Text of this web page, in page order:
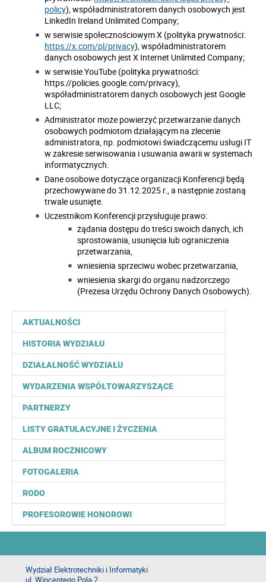
AKTUALNOŚCI
HISTORIA WYDZIAŁU
DZIAŁALNOŚĆ WYDZIAŁU
WYDARZENIA WSPÓŁTOWARZYSZĄCE
PARTNERZY
LISTY GRATULACYJNE I ŻYCZENIA
ALBUM ROCZNICOWY
FOTOGALERIA
RODO
PROFESOROWIE HONOROWI
policy), współadministratorem danych osobowych jest
LinkedIn Ireland Unlimited Company;
w serwisie społecznościowym X (polityka prywatności:
https://x.com/pl/privacy), współadministratorem
danych osobowych jest X Internet Unlimited Company;
w serwisie YouTube (polityka prywatności:
https://policies.google.com/privacy),
współadministratorem danych osobowych jest Google
LLC;
Administrator może powierzyć przetwarzanie danych
osobowych podmiotom działającym na zlecenie
administratora, np. podmiotowi świadczącemu usługi IT
w zakresie serwisowania i usuwania awarii w systemach
informatycznych.
Dane osobowe dotyczące organizacji Konferencji będą
przechowywane do 31.12.2025 r., a następnie zostaną
trwale usunięte.
Uczestnikom Konferencji przysługuje prawo:
żądania dostępu do treści swoich danych, ich
sprostowania, usunięcia lub ograniczenia
przetwarzania,
wniesienia sprzeciwu wobec przetwarzania,
wniesienia skargi do organu nadzorczego
(Prezesa Urzędu Ochrony Danych Osobowych).
Wydział Elektrotechniki i Informatyki
ul. Wincentego Pola 2